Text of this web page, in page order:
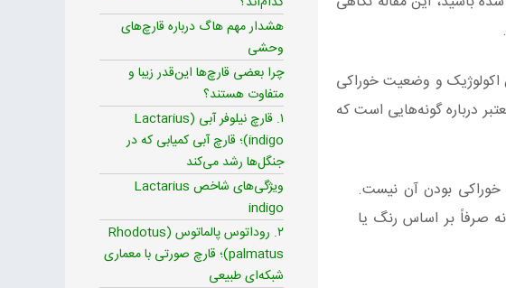
نقش اکولوژیک و وضعیت خوراکی
درباره گونه‌هایی است که
خوراکی بودن آن نیست.
صرفاً بر اساس رنگ یا
هشدار مهم هاگ درباره قارچ‌های
وحشی
چرا بعضی قارچ‌ها این‌قدر زیبا و
متفاوت هستند؟
۱. قارچ نیلوفر آبی (Lactarius
indigo)؛ قارچ آبی کمیابی که در
جنگل‌ها رشد می‌کند
ویژگی‌های شاخص Lactarius
indigo
۲. روداتوس پالماتوس (Rhodotus
palmatus)؛ قارچ صورتی با معماری
شبکه‌ای طبیعی